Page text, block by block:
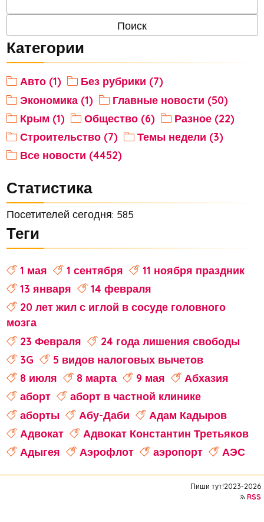
Категории
Авто (1)
Без рубрики (7)
Экономика (1)
Главные новости (50)
Крым (1)
Общество (6)
Разное (22)
Строительство (7)
Темы недели (3)
Все новости (4452)
Статистика
Посетителей сегодня: 585
Теги
1 мая 1 сентября
11 ноября праздник
13 января
14 февраля
20 лет жил с иглой в сосуде головного
мозга
23 Февраля
24 года лишения свободы
3G
5 видов налоговых вычетов
8 июля
8 марта 9 мая
Абхазия
аборт
аборт в частной клинике
аборты
Абу-Даби
Адам Кадыров
Адвокат
Адвокат Константин Третьяков
Адыгея
Аэрофлот аэропорт
АЭС
Пиши тут!2023-2026
RSS